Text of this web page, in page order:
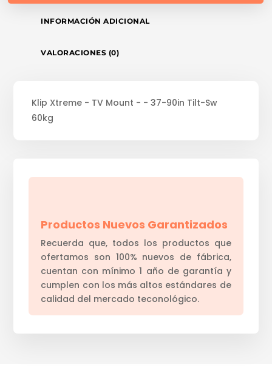
INFORMACIÓN ADICIONAL
VALORACIONES (0)
Klip Xtreme - TV Mount - - 37-90in Tilt-Sw
60kg
Productos Nuevos Garantizados
Recuerda que, todos los productos que
ofertamos son 100% nuevos de fábrica,
cuentan con mínimo 1 año de garantía y
cumplen con los más altos estándares de
calidad del mercado teconológico.